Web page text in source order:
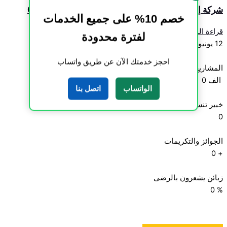
شركة إنشاء مسابح بالدمام – اتصل الآن 0559269946
قراءة المزيد »
12 يونيو، 2026
المشاريع المنجزة
الف 0
خبير تنسيق الحدائق
0
الجوائز والتكريمات
+
0
زبائن يشعرون بالرضى
%
0
خصم 10% على جميع الخدمات
لفترة محدودة
احجز خدمتك الآن عن طريق واتساب
الواتساب اتصل بنا